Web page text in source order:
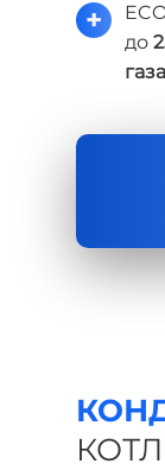
до
газа
+